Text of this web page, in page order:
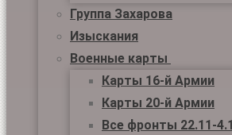
Группа Захарова
Изыскания
Военные карты
Карты 16-й Армии
Карты 20-й Армии
Все фронты 22.11-